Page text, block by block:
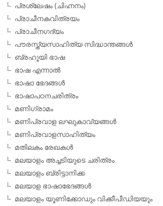
പ്രശ്ലേഷം (ചിഹ്നനം)
പ്രാചീനകവിത്രയം
പ്രാചീനഗദ്യം
പൗരസ്ത്യസാഹിത്യ സിദ്ധാന്തങ്ങള്‍
ബ്രഹൂയി ഭാഷ
ഭാഷ എന്നാല്‍
ഭാഷാ ഭേദങ്ങള്‍
ഭാഷാപഠനചരിത്രം
മണിഗ്രാമം
മണിപ്രവാള ലഘുകാവ്യങ്ങള്‍
മണിപ്രവാളസാഹിത്യം
മതിലകം രേഖകള്‍
മലയാളം അച്ചടിയുടെ ചരിത്രം
മലയാളം ബ്രിട്ടാനിക്ക
മലയാള ഭാഷാഭേദങ്ങള്‍
മലയാളം യൂണിക്കോഡും വിക്കീപീഡിയയും